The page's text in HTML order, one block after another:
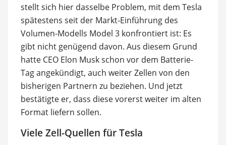
stellt sich hier dasselbe Problem, mit dem Tesla
spätestens seit der Markt-Einführung des
Volumen-Modells Model 3 konfrontiert ist: Es
gibt nicht genügend davon. Aus diesem Grund
hatte CEO Elon Musk schon vor dem Batterie-
Tag angekündigt, auch weiter Zellen von den
bisherigen Partnern zu beziehen. Und jetzt
bestätigte er, dass diese vorerst weiter im alten
Format liefern sollen.
Viele Zell-Quellen für Tesla